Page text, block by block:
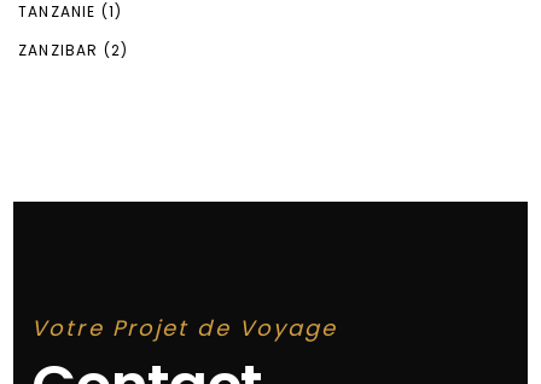
TANZANIE (1)
ZANZIBAR (2)
Votre Projet de Voyage